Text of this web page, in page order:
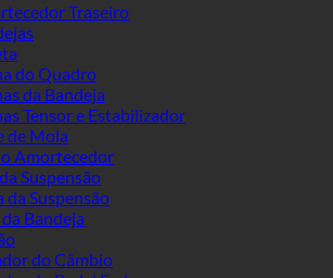
Traseiro
do Quadro
da Bandeja
Tensor e Estabilizador
de Mola
Amortecedor
Suspensão
da Suspensão
Bandeja
do Câmbio